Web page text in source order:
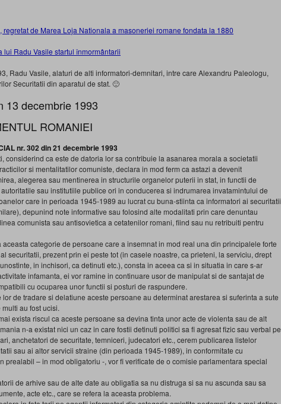
regretat de Marea Loja Nationala a masoneriei romane fondata la 1880
lui Radu Vasile startul înmormântarii
Radu Vasile, alaturi de alti informatori-demnitari, intre care Alexandru Paleologu,
Securitatii din aparatul de stat. 🙂
13 decembrie 1993
ROMANIEI
nr. 302 din 21 decembrie 1993
considerind ca este de datoria lor sa contribuie la asanarea morala a societatii
si mentalitatilor comuniste, declara in mod ferm ca astazi a devenit
alegerea sau mentinerea in structurile organelor puterii in stat, in functii de
sau institutiile publice ori in conducerea si indrumarea invatamintului de
care in perioada 1945-1989 au lucrat cu buna-stiinta ca informatori ai securitatii
depunind note informative sau folosind alte modalitati prin care denuntau
comunista sau antisovietica a cetatenilor romani, fiind sau nu retribuiti pentru
categorie de persoane care a insemnat in mod real una din principalele forte
securitatii, prezent prin ei peste tot (in casele noastre, ca prieteni, la serviciu, drept
in inchisori, ca detinuti etc.), consta in aceea ca si in situatia in care s-ar
infamanta, ei vor ramine in continuare usor de manipulat si de santajat de
cu ocuparea unor functii si posturi de raspundere.
de tradare si delatiune aceste persoane au determinat arestarea si suferinta a sute
au fost ucisi.
exista riscul ca aceste persoane sa devina tinta unor acte de violenta sau de alt
n-a existat nici un caz in care fostii detinuti politici sa fi agresat fizic sau verbal pe
anchetatori de securitate, temniceri, judecatori etc., cerem publicarea listelor
sau ai altor servicii straine (din perioada 1945-1989), in conformitate cu
prealabil – in mod obligatoriu -, vor fi verificate de o comisie parlamentara special
de arhive sau de alte date au obligatia sa nu distruga si sa nu ascunda sau sa
acte etc., care se refera la aceasta problema.